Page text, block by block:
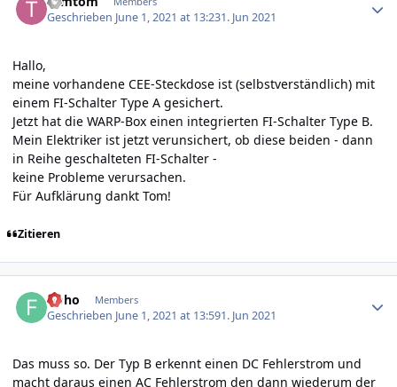
Geschrieben June 1, 2021 at 13:231. Jun 2021
Hallo,
meine vorhandene CEE-Steckdose ist (selbstverständlich) mit
einem FI-Schalter Type A gesichert.
Jetzt hat die WARP-Box einen integrierten FI-Schalter Type B.
Mein Elektriker ist jetzt verunsichert, ob diese beiden - dann
in Reihe geschalteten FI-Schalter -
keine Probleme verursachen.
Für Aufklärung dankt Tom!
Zitieren
floho Members
Geschrieben June 1, 2021 at 13:591. Jun 2021
Das muss so. Der Typ B erkennt einen DC Fehlerstrom und
macht daraus einen AC Fehlerstrom den dann wiederum der